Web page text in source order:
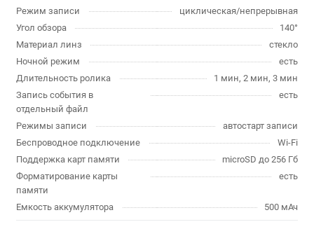
Режим записи
циклическая/непрерывная
Угол обзора
140°
Материал линз
стекло
Ночной режим
есть
Длительность ролика
1 мин, 2 мин, 3 мин
Запись события в
отдельный файл
есть
Режимы записи
автостарт записи
Беспроводное подключение
Wi-Fi
Поддержка карт памяти
microSD до 256 Гб
Форматирование карты
памяти
есть
Емкость аккумулятора 500 мАч